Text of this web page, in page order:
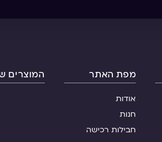
מפת האתר
אודות
חנות
חבילות רכישה
המוצרים